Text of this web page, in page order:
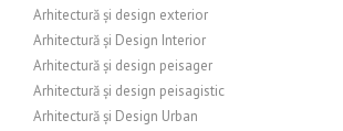
Arhitectură și design exterior
Arhitectură și Design Interior
Arhitectură și design peisager
Arhitectură și design peisagistic
Arhitectură și Design Urban